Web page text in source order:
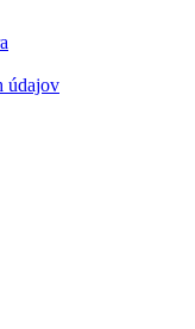
údajov